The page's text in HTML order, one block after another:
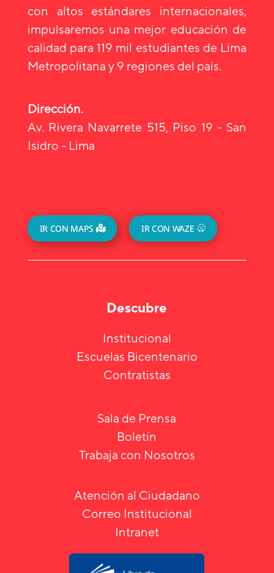
con altos estándares internacionales,
impulsaremos una mejor educación de
calidad para 119 mil estudiantes de Lima
Metropolitana y 9 regiones del país.
Dirección.
Av. Rivera Navarrete 515, Piso 19 - San
Isidro - Lima
IR CON MAPS IR CON WAZE
Descubre
Institucional
Escuelas Bicentenario
Contratistas
Sala de Prensa
Boletín
Trabaja con Nosotros
Atención al Ciudadano
Correo Institucional
Intranet